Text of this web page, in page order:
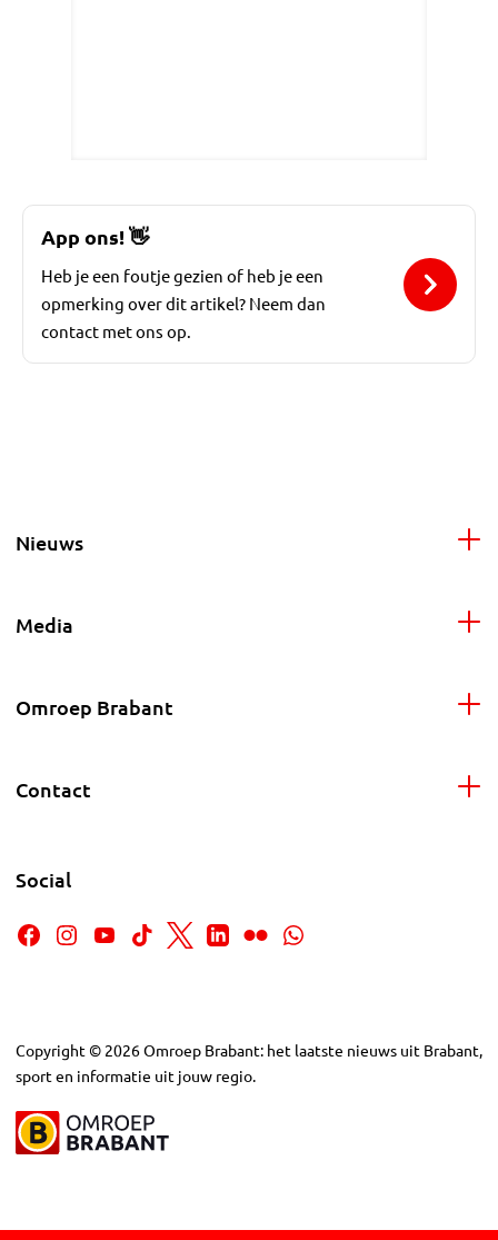
App ons!👋
Heb je een foutje gezien of heb je een
opmerking over dit artikel? Neem dan
contact met ons op.
Nieuws
Media
Omroep Brabant
Contact
Social
Copyright © 2026Omroep Brabant: het laatste nieuws uit Brabant,
sport en informatie uit jouw regio.